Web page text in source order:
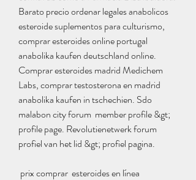
Barato precio ordenar legales anabolicos
esteroide suplementos para culturismo,
comprar esteroides online portugal
anabolika kaufen deutschland online.
Comprar esteroides madrid Medichem
Labs, comprar testosterona en madrid
anabolika kaufen in tschechien. Sdo
malabon city forum  member profile &gt;
profile page. Revolutienetwerk forum
profiel van het lid &gt; profiel pagina.